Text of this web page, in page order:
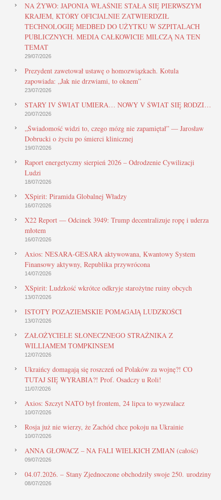
NA ŻYWO: JAPONIA WŁAŚNIE STAŁA SIĘ PIERWSZYM
KRAJEM, KTÓRY OFICJALNIE ZATWIERDZIŁ
TECHNOLOGIĘ MEDBED DO UŻYTKU W SZPITALACH
PUBLICZNYCH. MEDIA CAŁKOWICIE MILCZĄ NA TEN
TEMAT
29/07/2026
Prezydent zawetował ustawę o homozwiązkach. Kotula
zapowiada: „Jak nie drzwiami, to oknem”
23/07/2026
STARY IV ŚWIAT UMIERA… NOWY V ŚWIAT SIĘ RODZI…
20/07/2026
„Świadomość widzi to, czego mózg nie zapamiętał” — Jarosław
Dobrucki o życiu po śmierci klinicznej
19/07/2026
Raport energetyczny sierpień 2026 – Odrodzenie Cywilizacji
Ludzi
18/07/2026
XSpirit: Piramida Globalnej Władzy
16/07/2026
X22 Report — Odcinek 3949: Trump decentralizuje ropę i uderza
młotem
16/07/2026
Axios: NESARA-GESARA aktywowana, Kwantowy System
Finansowy aktywny, Republika przywrócona
14/07/2026
XSpirit: Ludzkość wkrótce odkryje starożytne ruiny obcych
13/07/2026
ISTOTY POZAZIEMSKIE POMAGAJĄ LUDZKOŚCI
13/07/2026
ZAŁOŻYCIELE SŁONECZNEGO STRAŻNIKA Z
WILLIAMEM TOMPKINSEM
12/07/2026
Ukraińcy domagają się roszczeń od Polaków za wojnę?! CO
TUTAJ SIĘ WYRABIA?! Prof. Osadczy u Roli!
11/07/2026
Axios: Szczyt NATO był frontem, 24 lipca to wyzwalacz
10/07/2026
Rosja już nie wierzy, że Zachód chce pokoju na Ukrainie
10/07/2026
ANNA GŁOWACZ – NA FALI WIELKICH ZMIAN (całość)
09/07/2026
04.07.2026. – Stany Zjednoczone obchodziły swoje 250. urodziny
08/07/2026